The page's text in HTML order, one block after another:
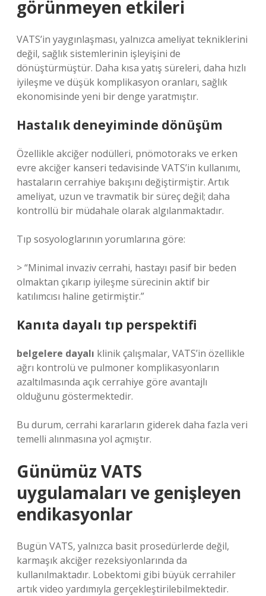
görünmeyen etkileri
VATS’in yaygınlaşması, yalnızca ameliyat tekniklerini
değil, sağlık sistemlerinin işleyişini de
dönüştürmüştür. Daha kısa yatış süreleri, daha hızlı
iyileşme ve düşük komplikasyon oranları, sağlık
ekonomisinde yeni bir denge yaratmıştır.
Hastalık deneyiminde dönüşüm
Özellikle akciğer nodülleri, pnömotoraks ve erken
evre akciğer kanseri tedavisinde VATS’in kullanımı,
hastaların cerrahiye bakışını değiştirmiştir. Artık
ameliyat, uzun ve travmatik bir süreç değil; daha
kontrollü bir müdahale olarak algılanmaktadır.
Tıp sosyologlarının yorumlarına göre:
> “Minimal invaziv cerrahi, hastayı pasif bir beden
olmaktan çıkarıp iyileşme sürecinin aktif bir
katılımcısı haline getirmiştir.”
Kanıta dayalı tıp perspektifi
belgelere dayalı klinik çalışmalar, VATS’in özellikle
ağrı kontrolü ve pulmoner komplikasyonların
azaltılmasında açık cerrahiye göre avantajlı
olduğunu göstermektedir.
Bu durum, cerrahi kararların giderek daha fazla veri
temelli alınmasına yol açmıştır.
Günümüz VATS
uygulamaları ve genişleyen
endikasyonlar
Bugün VATS, yalnızca basit prosedürlerde değil,
karmaşık akciğer rezeksiyonlarında da
kullanılmaktadır. Lobektomi gibi büyük cerrahiler
artık video yardımıyla gerçekleştirilebilmektedir.